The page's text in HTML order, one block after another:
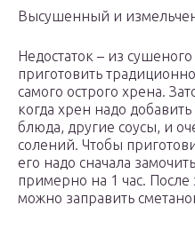
Высушенный и
Недостаток – из
приготовить
самого острого хрена.
когда хрен надо
блюда, другие соусы, и
солений. Чтобы
его надо сначала
примерно на 1 час.
можно заправить